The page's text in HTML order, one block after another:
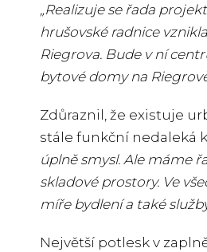
„Realizuje se řada
hrušovské radnice
Riegrova. Bude v ní
bytové domy na
Zdůraznil, že existuje
stále funkční nedaleká
úplně smysl. Ale máme
skladové prostory. Ve
míře bydlení a také
Největší potlesk v